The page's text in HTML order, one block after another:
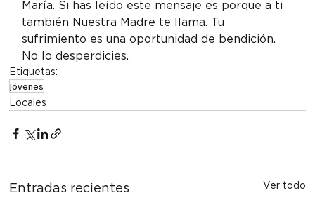
María. Si has leído este mensaje es porque a ti
también Nuestra Madre te llama. Tu
sufrimiento es una oportunidad de bendición.
No lo desperdicies.
Etiquetas:
Jóvenes
Locales
Entradas recientes Ver todo